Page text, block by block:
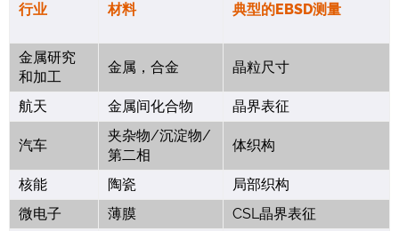
行业 材料 典型的EBSD测量
金属研究
和加工
金属，合金 晶粒尺寸
航天 金属间化合物 晶界表征
汽车
夹杂物/沉淀物/
第二相
体织构
核能 陶瓷
局部织构
微电子
薄膜
CSL晶界表征